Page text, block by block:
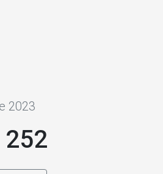
2023